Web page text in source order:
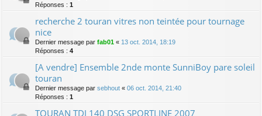
Réponses : 1
recherche 2 touran vitres non teintée pour tournage
nice
Dernier message par fab01 « 13 oct. 2014, 18:19
Réponses : 4
[A vendre] Ensemble 2nde monte SunniBoy pare soleil
touran
Dernier message par sebhout « 06 oct. 2014, 21:40
Réponses : 1
TOURAN TDI 140 DSG SPORTLINE 2007